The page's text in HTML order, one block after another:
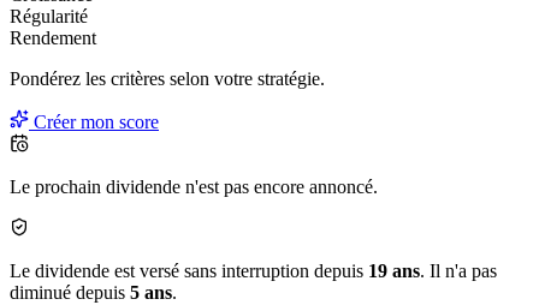
Régularité
Rendement
Pondérez les critères selon votre stratégie.
Créer mon score
Le prochain dividende n'est pas encore annoncé.
Le dividende est versé sans interruption depuis 19 ans. Il n'a pas
diminué depuis 5 ans.